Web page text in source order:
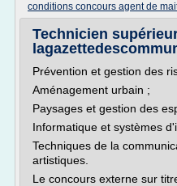
conditions concours agent de
Technicien
Prévention et gestion des
Aménagement urbain ;
Paysages et gestion des
Informatique et systèmes
Techniques de la
artistiques.
Le concours externe sur